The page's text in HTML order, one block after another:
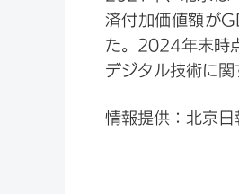
済付加価値額が
た。2024年末時
デジタル技術に
情報提供：北京日